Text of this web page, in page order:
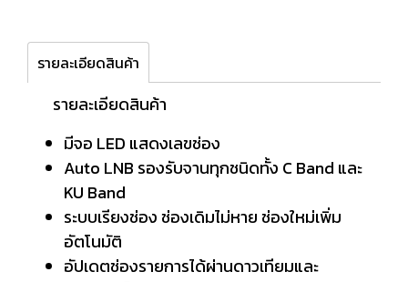
รายละเอียดสินค้า
รายละเอียดสินค้า
มีจอ LED แสดงเลขช่อง
Auto LNB รองรับจานทุกชนิดทั้ง C Band และ
KU Band
ระบบเรียงช่อง ช่องเดิมไม่หาย ช่องใหม่เพิ่ม
อัตโนมัติ
อัปเดตช่องรายการได้ผ่านดาวเทียมและ